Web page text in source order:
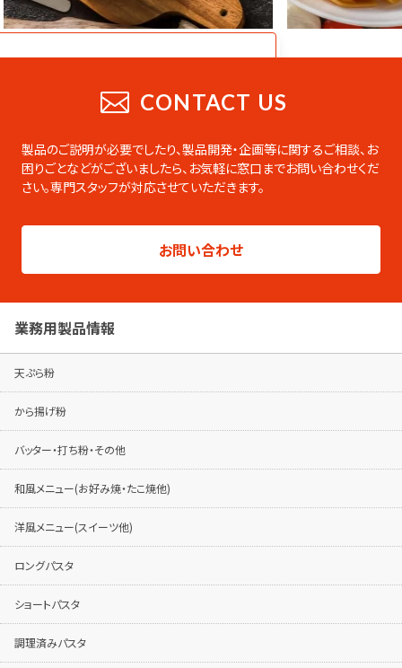
業務用総合カタログ
です。PDFのダウンロードやページの印刷な
ども可能です。
製品シリーズ毎のパンフレットは専用ページ
でご覧ください。
パンフレットはこちらから
CONTACT US
製品のご説明が必要でしたり、製品開発・企画等に関するご相談、お
困りごとなどがございましたら、 お気軽に窓口までお問い合わせくだ
さい。専門スタッフが対応させていただきます。
お問い合わせ
業務用製品情報
天ぷら粉
から揚げ粉
バッター・打ち粉・その他
和風メニュー(お好み焼・たこ焼他)
洋風メニュー(スイーツ他)
ロングパスタ
ショートパスタ
調理済みパスタ